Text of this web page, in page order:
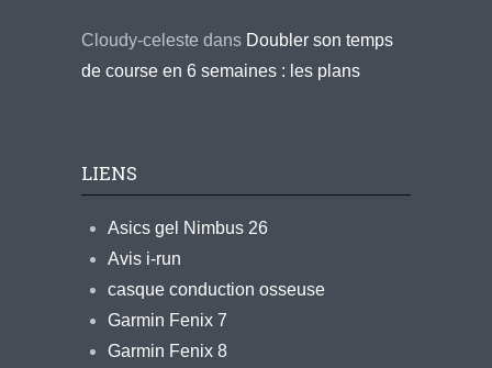
Cloudy-celeste dans Doubler son temps
de course en 6 semaines : les plans
LIENS
Asics gel Nimbus 26
Avis i-run
casque conduction osseuse
Garmin Fenix 7
Garmin Fenix 8